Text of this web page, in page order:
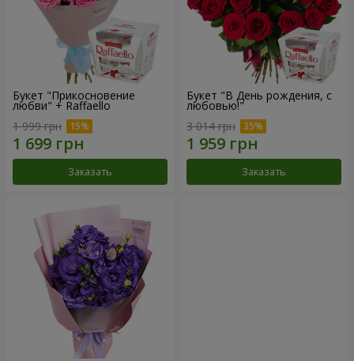
Букет "Прикосновение
любви" + Raffaello
1 999 грн
Заказать
Букет "В День рождения, с
любовью!"
3 014 грн
Заказать